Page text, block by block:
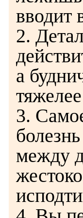
вводит
2.
а
3.
между